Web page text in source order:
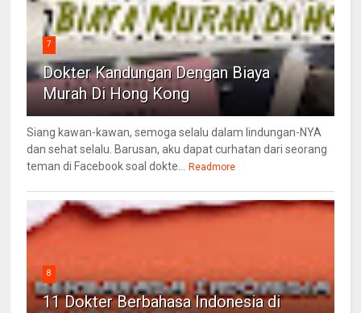
7
Dokter Kandungan Dengan Biaya
Murah Di Hong Kong
Siang kawan-kawan, semoga selalu dalam lindungan-NYA
dan sehat selalu. Barusan, aku dapat curhatan dari seorang
teman di Facebook soal dokte... Readmore
8
11 Dokter Berbahasa Indonesia di